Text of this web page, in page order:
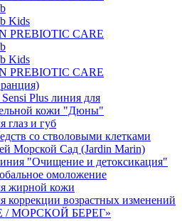
Kids
PREBIOTIC CARE
Kids
PREBIOTIC CARE
Plus линия для
кожи "Дюны"
глаз и губ
со стволовыми клетками
Морской Сад (Jardin Marin)
"Очищение и детоксикация"
омоложение
жирной кожи
коррекции возрастных изменений
/ МОРСКОЙ БЕРЕГ»